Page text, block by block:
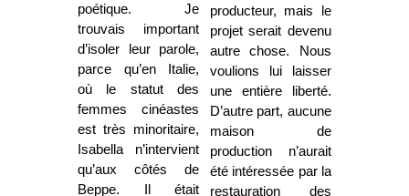
poétique. Je
trouvais important
d’isoler leur parole,
parce qu’en Italie,
où le statut des
femmes cinéastes
est très minoritaire,
Isabella n’intervient
qu’aux côtés de
Beppe. Il était
producteur, mais le
projet serait devenu
autre chose. Nous
voulions lui laisser
une entière liberté.
D’autre part, aucune
maison de
production n’aurait
été intéressée par la
restauration des